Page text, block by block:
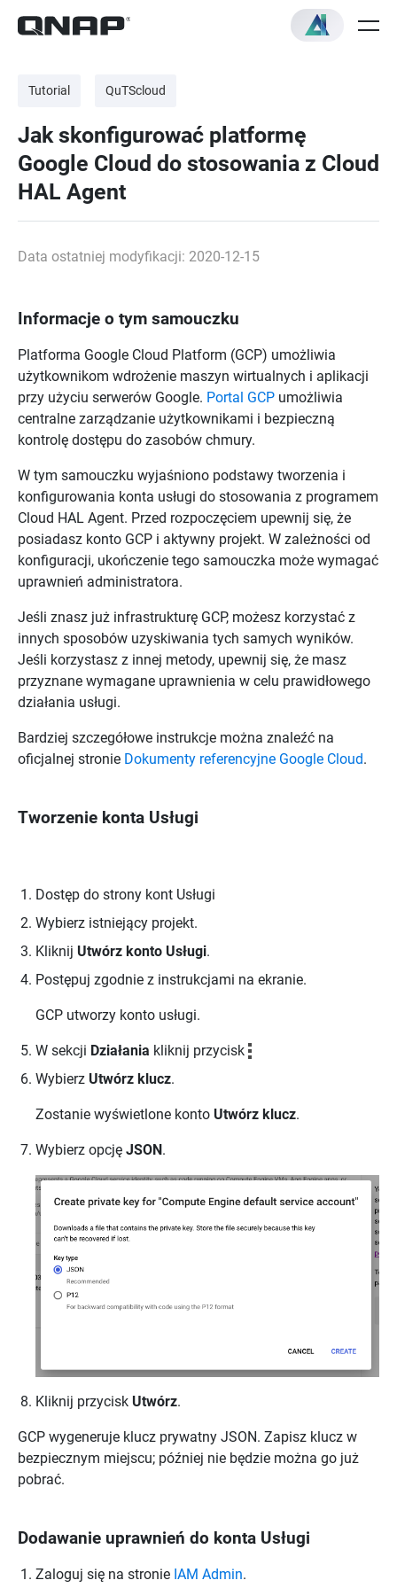
Tutorial QuTScloud
Jak skonfigurować platformę
Google Cloud do stosowania z Cloud
HAL Agent
Data ostatniej modyfikacji: 2020-12-15
Informacje o tym samouczku
Platforma Google Cloud Platform (GCP) umożliwia
użytkownikom wdrożenie maszyn wirtualnych i aplikacji
przy użyciu serwerów Google. Portal GCP umożliwia
centralne zarządzanie użytkownikami i bezpieczną
kontrolę dostępu do zasobów chmury.
W tym samouczku wyjaśniono podstawy tworzenia i
konfigurowania konta usługi do stosowania z programem
Cloud HAL Agent. Przed rozpoczęciem upewnij się, że
posiadasz konto GCP i aktywny projekt. W zależności od
konfiguracji, ukończenie tego samouczka może wymagać
uprawnień administratora.
Jeśli znasz już infrastrukturę GCP, możesz korzystać z
innych sposobów uzyskiwania tych samych wyników.
Jeśli korzystasz z innej metody, upewnij się, że masz
przyznane wymagane uprawnienia w celu prawidłowego
działania usługi.
Bardziej szczegółowe instrukcje można znaleźć na
oficjalnej stronie Dokumenty referencyjne Google Cloud.
Tworzenie konta Usługi
Dostęp do strony kont Usługi
Wybierz istniejący projekt.
Kliknij Utwórz konto Usługi.
Postępuj zgodnie z instrukcjami na ekranie.
GCP utworzy konto usługi.
W sekcji Działania kliknij przycisk
Wybierz Utwórz klucz.
Zostanie wyświetlone konto Utwórz klucz.
Wybierz opcję JSON.
Kliknij przycisk Utwórz.
GCP wygeneruje klucz prywatny JSON. Zapisz klucz w
bezpiecznym miejscu; później nie będzie można go już
pobrać.
Dodawanie uprawnień do konta Usługi
Zaloguj się na stronie IAM Admin.